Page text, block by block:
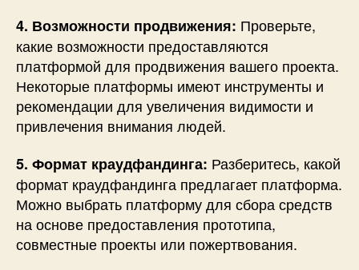
4. Возможности продвижения: Проверьте,
какие возможности предоставляются
платформой для продвижения вашего проекта.
Некоторые платформы имеют инструменты и
рекомендации для увеличения видимости и
привлечения внимания людей.
5. Формат краудфандинга: Разберитесь, какой
формат краудфандинга предлагает платформа.
Можно выбрать платформу для сбора средств
на основе предоставления прототипа,
совместные проекты или пожертвования.